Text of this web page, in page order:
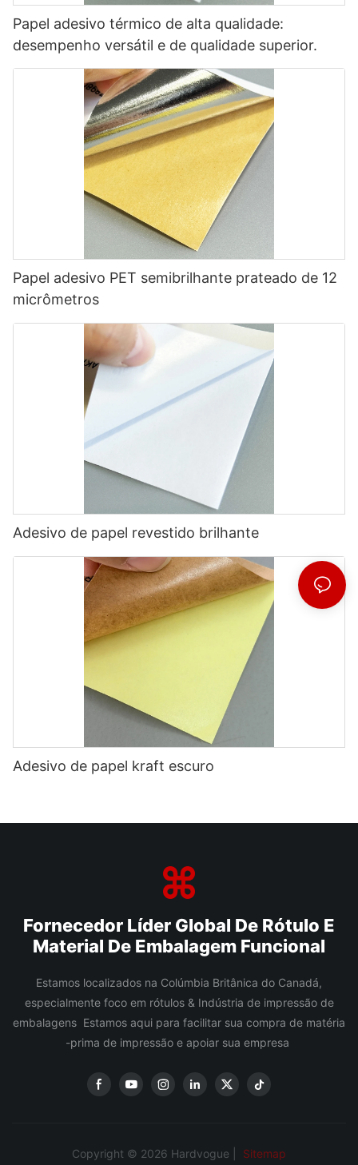
Papel adesivo térmico de alta qualidade:
desempenho versátil e de qualidade superior.
Papel adesivo PET semibrilhante prateado de 12
micrômetros
Adesivo de papel revestido brilhante
Adesivo de papel kraft escuro
Fornecedor Líder Global De Rótulo E
Material De Embalagem Funcional
Estamos localizados na Colúmbia Britânica do Canadá,
especialmente foco em rótulos & Indústria de impressão de
embalagens Estamos aqui para facilitar sua compra de matéria
-prima de impressão e apoiar sua empresa
Copyright © 2026 Hardvogue | Sitemap